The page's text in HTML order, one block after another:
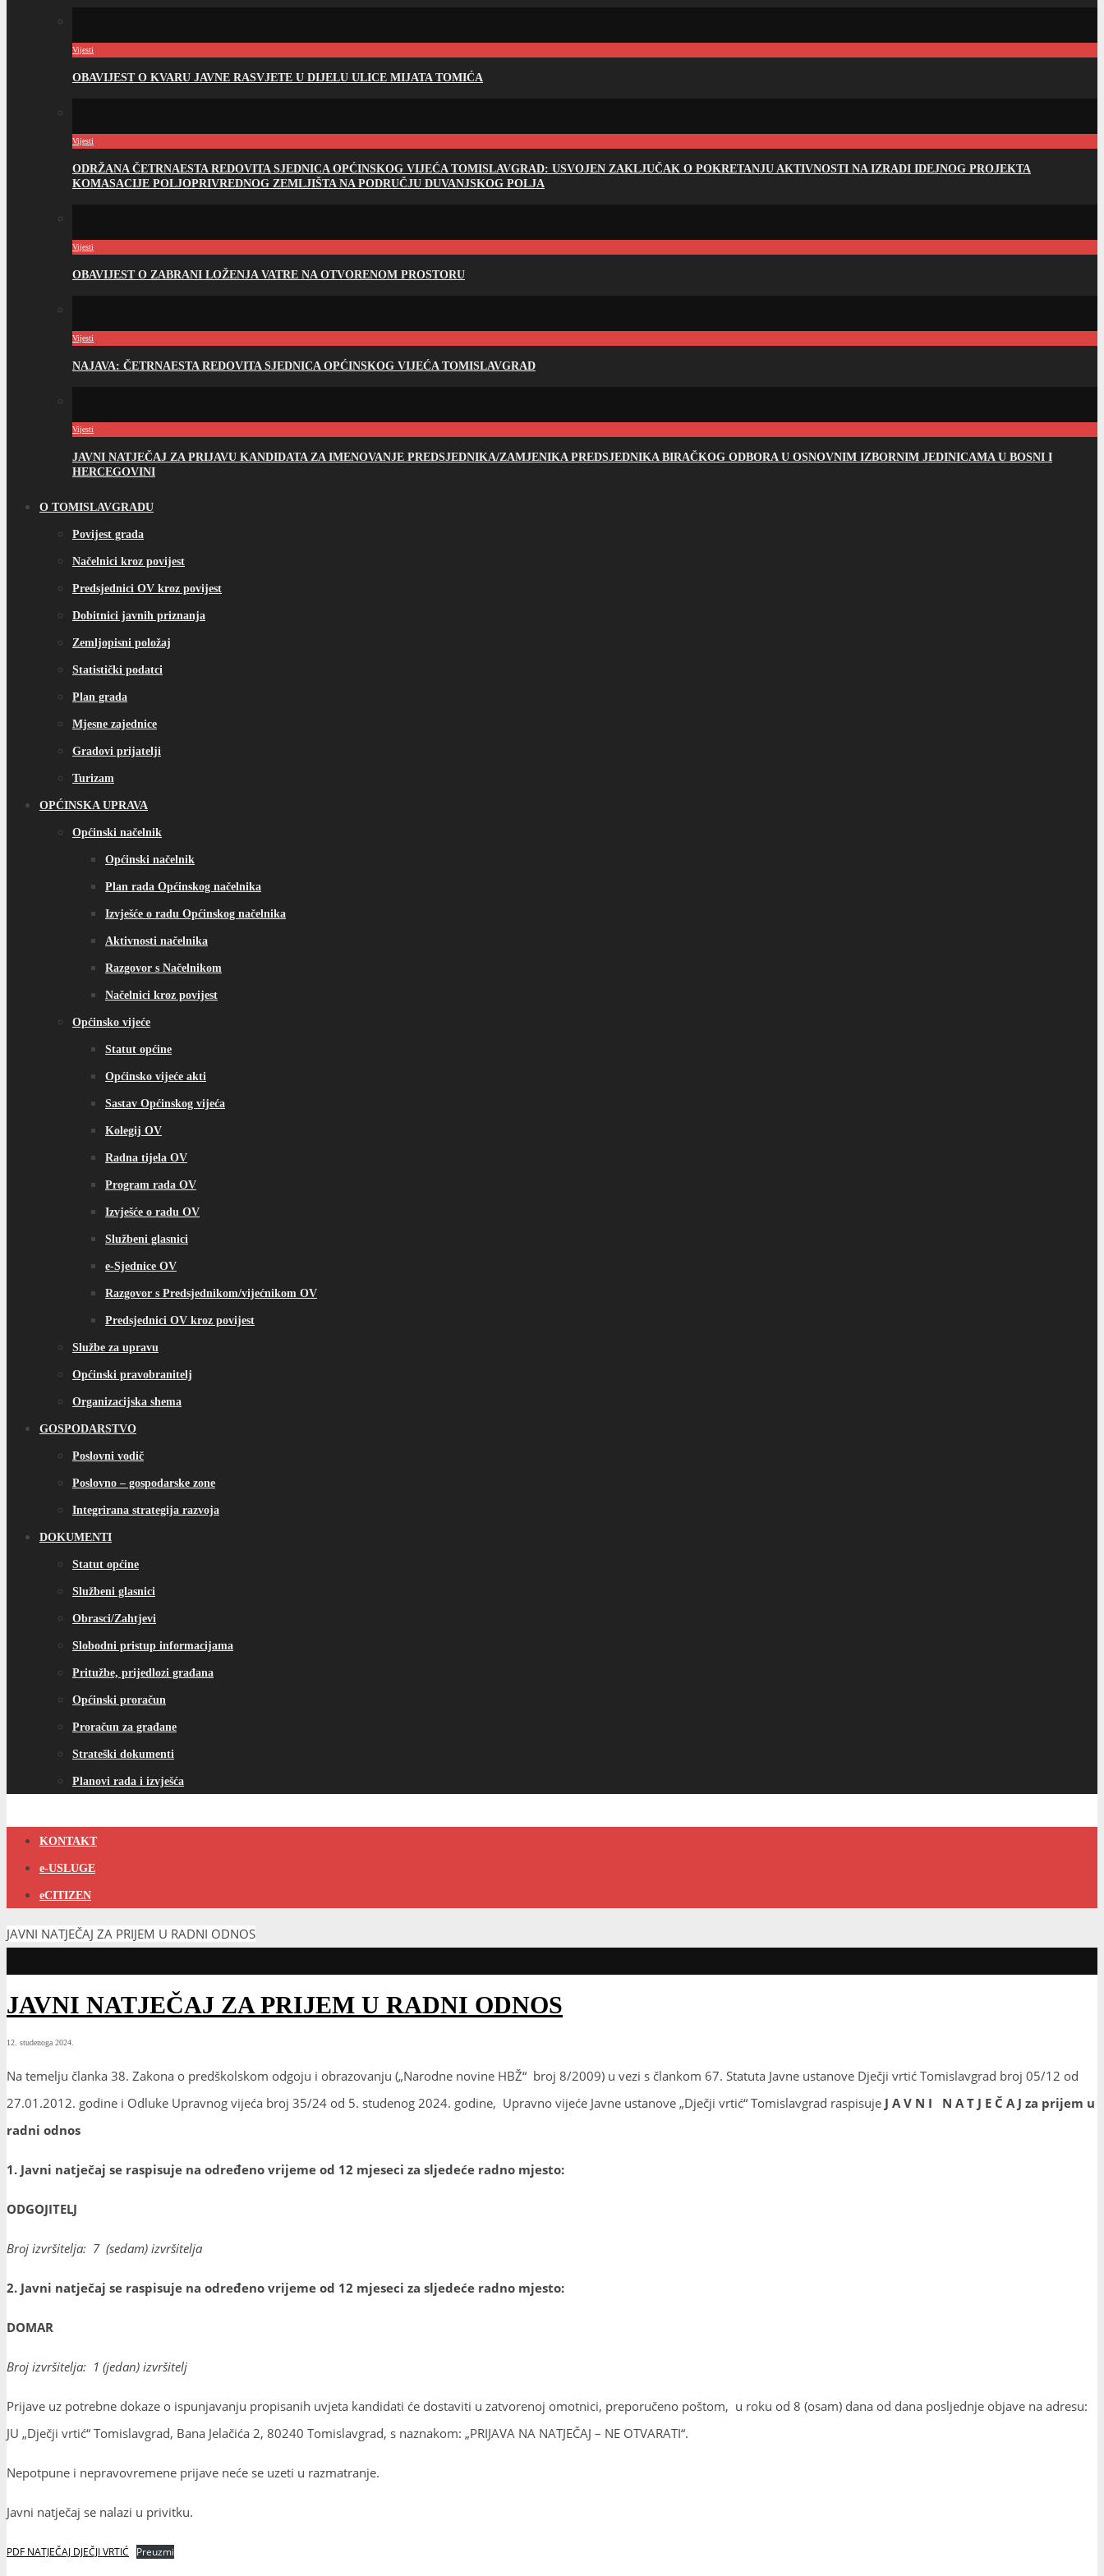
Vijesti
OBAVIJEST O KVARU JAVNE RASVJETE U DIJELU ULICE MIJATA TOMIĆA
Vijesti
ODRŽANA ČETRNAESTA REDOVITA SJEDNICA OPĆINSKOG VIJEĆA TOMISLAVGRAD: USVOJEN ZAKLJUČAK O POKRETANJU AKTIVNOSTI NA IZRADI IDEJNOG PROJEKTA
KOMASACIJE POLJOPRIVREDNOG ZEMLJIŠTA NA PODRUČJU DUVANJSKOG POLJA
Vijesti
OBAVIJEST O ZABRANI LOŽENJA VATRE NA OTVORENOM PROSTORU
Vijesti
NAJAVA: ČETRNAESTA REDOVITA SJEDNICA OPĆINSKOG VIJEĆA TOMISLAVGRAD
Vijesti
JAVNI NATJEČAJ ZA PRIJAVU KANDIDATA ZA IMENOVANJE PREDSJEDNIKA/ZAMJENIKA PREDSJEDNIKA BIRAČKOG ODBORA U OSNOVNIM IZBORNIM JEDINICAMA U BOSNI I
HERCEGOVINI
O TOMISLAVGRADU
Povijest grada
Načelnici kroz povijest
Predsjednici OV kroz povijest
Dobitnici javnih priznanja
Zemljopisni položaj
Statistički podatci
Plan grada
Mjesne zajednice
Gradovi prijatelji
Turizam
OPĆINSKA UPRAVA
Općinski načelnik
Općinski načelnik
Plan rada Općinskog načelnika
Izvješće o radu Općinskog načelnika
Aktivnosti načelnika
Razgovor s Načelnikom
Načelnici kroz povijest
Općinsko vijeće
Statut općine
Općinsko vijeće akti
Sastav Općinskog vijeća
Kolegij OV
Radna tijela OV
Program rada OV
Izvješće o radu OV
Službeni glasnici
e-Sjednice OV
Razgovor s Predsjednikom/vijećnikom OV
Predsjednici OV kroz povijest
Službe za upravu
Općinski pravobranitelj
Organizacijska shema
GOSPODARSTVO
Poslovni vodič
Poslovno – gospodarske zone
Integrirana strategija razvoja
DOKUMENTI
Statut općine
Službeni glasnici
Obrasci/Zahtjevi
Slobodni pristup informacijama
Pritužbe, prijedlozi građana
Općinski proračun
Proračun za građane
Strateški dokumenti
Planovi rada i izvješća
KONTAKT
e-USLUGE
eCITIZEN
JAVNI NATJEČAJ ZA PRIJEM U RADNI ODNOS
JAVNI NATJEČAJ ZA PRIJEM U RADNI ODNOS
12. studenoga 2024.
Na temelju članka 38. Zakona o predškolskom odgoju i obrazovanju („Narodne novine HBŽ“ broj 8/2009) u vezi s člankom 67. Statuta Javne ustanove Dječji vrtić Tomislavgrad broj 05/12 od
27.01.2012. godine i Odluke Upravnog vijeća broj 35/24 od 5. studenog 2024. godine, Upravno vijeće Javne ustanove „Dječji vrtić“ Tomislavgrad raspisuje J A V N I N A T J E Č A J za prijem u
radni odnos
1. Javni natječaj se raspisuje na određeno vrijeme od 12 mjeseci za sljedeće radno mjesto:
ODGOJITELJ
Broj izvršitelja: 7 (sedam) izvršitelja
2. Javni natječaj se raspisuje na određeno vrijeme od 12 mjeseci za sljedeće radno mjesto:
DOMAR
Broj izvršitelja: 1 (jedan) izvršitelj
Prijave uz potrebne dokaze o ispunjavanju propisanih uvjeta kandidati će dostaviti u zatvorenoj omotnici, preporučeno poštom, u roku od 8 (osam) dana od dana posljednje objave na adresu:
JU „Dječji vrtić“ Tomislavgrad, Bana Jelačića 2, 80240 Tomislavgrad, s naznakom: „PRIJAVA NA NATJEČAJ – NE OTVARATI“.
Nepotpune i nepravovremene prijave neće se uzeti u razmatranje.
Javni natječaj se nalazi u privitku.
PDF NATJEČAJ DJEČJI VRTIĆ Preuzmi